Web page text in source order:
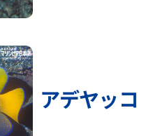
アデヤッコ